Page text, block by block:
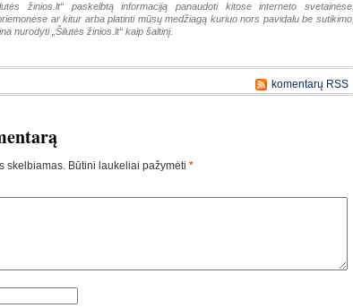
žinios.lt“ paskelbtą informaciją panaudoti kitose interneto svetainėse,
ar kitur arba platinti mūsų medžiagą kuriuo nors pavidalu be sutikimo,
nurodyti „Šilutės žinios.lt“ kaip šaltinį.
komentarų RSS
skelbiamas. Būtini laukeliai pažymėti *